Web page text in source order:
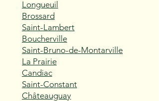
Longueuil
Brossard
Saint-Lambert
Boucherville
Saint-Bruno-de-Montarville
La Prairie
Candiac
Saint-Constant
Châteauguay